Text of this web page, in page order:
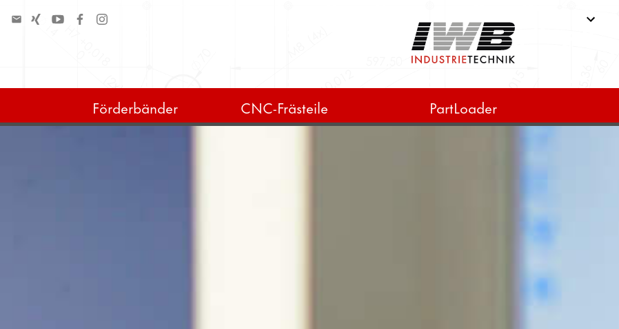
Förderbänder CNC-Frästeile PartLoader